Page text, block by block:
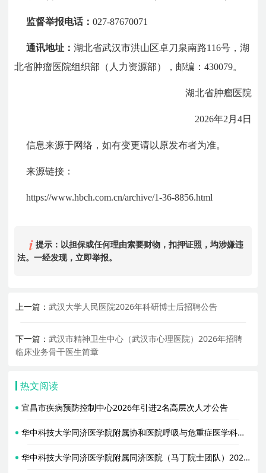
监督举报电话：027-87670071
通讯地址：湖北省武汉市洪山区卓刀泉南路116号，湖
北省肿瘤医院组织部（人力资源部），邮编：430079。
湖北省肿瘤医院
2026年2月4日
信息来源于网络，如有变更请以原发布者为准。
来源链接：
https://www.hbch.com.cn/archive/1-36-8856.html
提示：以担保或任何理由索要财物，扣押证照，均涉嫌违
法。一经发现，立即举报。
上一篇：武汉大学人民医院2026年科研博士后招聘公告
下一篇：武汉市精神卫生中心（武汉市心理医院）2026年招聘
临床业务骨干医生简章
热文阅读
宜昌市疾病预防控制中心2026年引进2名高层次人才公告
华中科技大学同济医学院附属协和医院呼吸与危重症医学科（金阳教授团队）2026年招聘专职研究人员启事
华中科技大学同济医学院附属同济医院（马丁院士团队）2026年招聘2名博士后启事